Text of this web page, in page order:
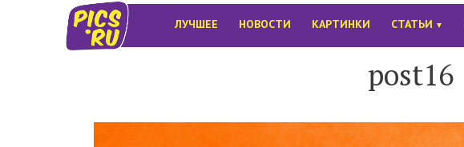
ЛУЧШЕЕ НОВОСТИ КАРТИНКИ СТАТЬИ ▼
post16